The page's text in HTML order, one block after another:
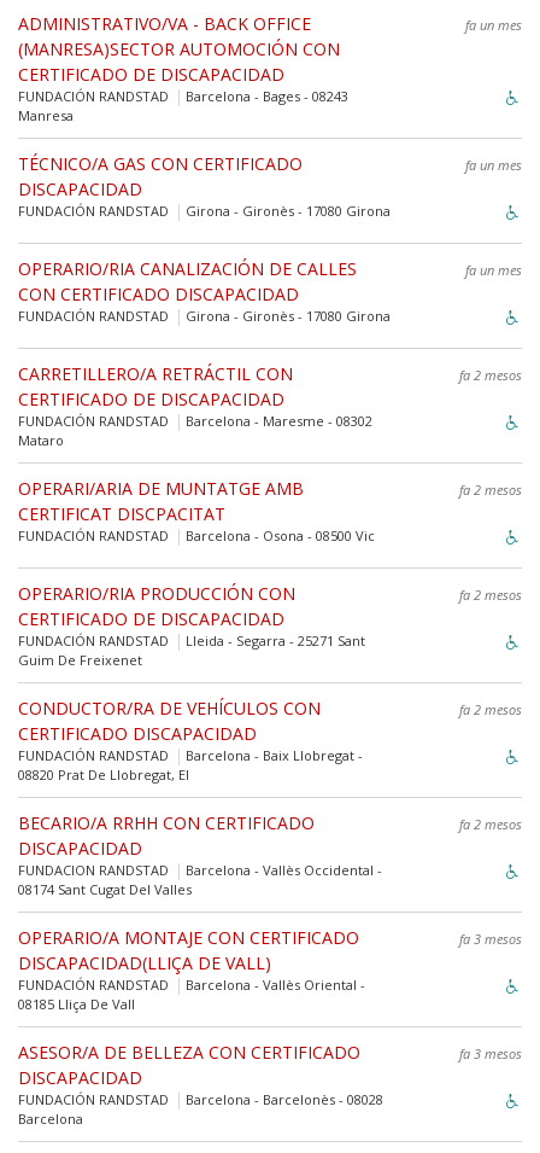
ADMINISTRATIVO/VA - BACK OFFICE
(MANRESA)SECTOR AUTOMOCIÓN CON
CERTIFICADO DE DISCAPACIDAD
fa un mes
FUNDACIÓN RANDSTAD
Barcelona - Bages - 08243
Manresa
TÉCNICO/A GAS CON CERTIFICADO
DISCAPACIDAD
fa un mes
FUNDACIÓN RANDSTAD Girona - Gironès - 17080 Girona
OPERARIO/RIA CANALIZACIÓN DE CALLES
CON CERTIFICADO DISCAPACIDAD
fa un mes
FUNDACIÓN RANDSTAD Girona - Gironès - 17080 Girona
CARRETILLERO/A RETRÁCTIL CON
CERTIFICADO DE DISCAPACIDAD
fa 2 mesos
FUNDACIÓN RANDSTAD
Barcelona - Maresme - 08302
Mataro
OPERARI/ARIA DE MUNTATGE AMB
CERTIFICAT DISCPACITAT
fa 2 mesos
FUNDACIÓN RANDSTAD Barcelona - Osona - 08500 Vic
OPERARIO/RIA PRODUCCIÓN CON
CERTIFICADO DE DISCAPACIDAD
fa 2 mesos
FUNDACIÓN RANDSTAD
Lleida - Segarra - 25271 Sant
Guim De Freixenet
CONDUCTOR/RA DE VEHÍCULOS CON
CERTIFICADO DISCAPACIDAD
fa 2 mesos
FUNDACIÓN RANDSTAD
Barcelona - Baix Llobregat -
08820 Prat De Llobregat, El
BECARIO/A RRHH CON CERTIFICADO
DISCAPACIDAD
fa 2 mesos
FUNDACION RANDSTAD
Barcelona - Vallès Occidental -
08174 Sant Cugat Del Valles
OPERARIO/A MONTAJE CON CERTIFICADO
DISCAPACIDAD(LLIÇA DE VALL)
fa 3 mesos
FUNDACIÓN RANDSTAD
Barcelona - Vallès Oriental -
08185 Lliça De Vall
ASESOR/A DE BELLEZA CON CERTIFICADO
DISCAPACIDAD
fa 3 mesos
FUNDACIÓN RANDSTAD
Barcelona - Barcelonès - 08028
Barcelona